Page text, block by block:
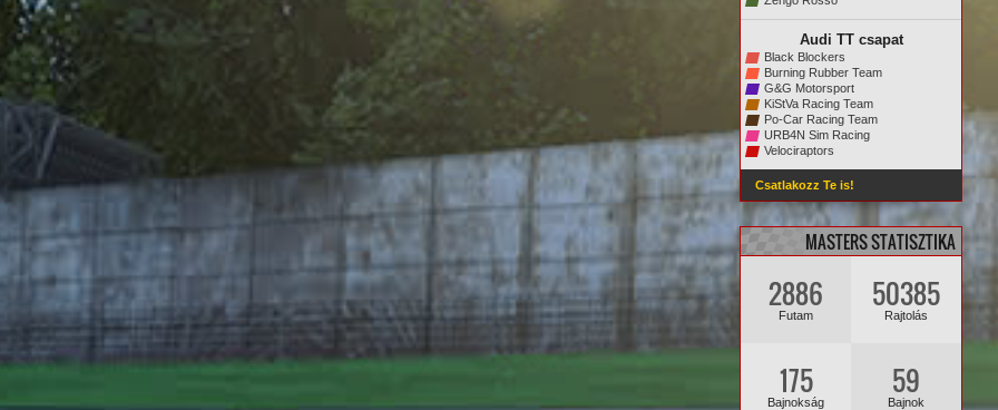
Audi TT csapat
Black Blockers
Burning Rubber Team
G&G Motorsport
KiStVa Racing Team
Po-Car Racing Team
URB4N Sim Racing
Velociraptors
Csatlakozz Te is!
MASTERS STATISZTIKA
2886
Futam
50385
Rajtolás
175
Bajnokság
59
Bajnok